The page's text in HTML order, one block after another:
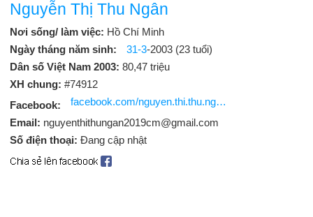
Nguyễn Thị Thu Ngân
Nơi sống/ làm việc: Hồ Chí Minh
Ngày tháng năm sinh:
31-3-2003 (23 tuổi)
Dân số Việt Nam 2003: 80,47 triệu
XH chung: #74912
Facebook:
facebook.com/nguyen.thi.thu.ngan.398217
Email: nguyenthithungan2019cm@gmail.com
Số điện thoại: Đang cập nhật